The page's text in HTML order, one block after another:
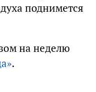
поднимется
на неделю
.